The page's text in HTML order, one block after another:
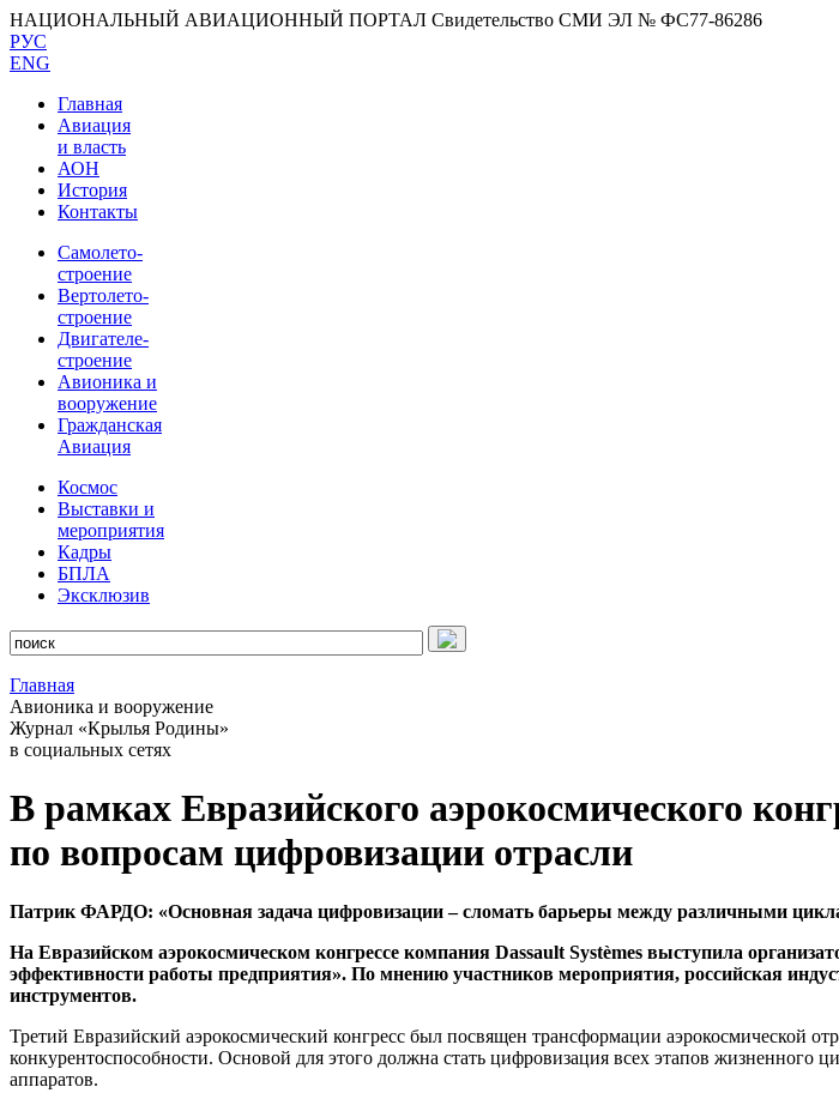
НАЦИОНАЛЬНЫЙ АВИАЦИОННЫЙ ПОРТАЛ Свидетельство СМИ ЭЛ № ФС77-86286
РУС
ENG
Главная
Авиация
и власть
АОН
История
Контакты
Самолето-
строение
Вертолето-
строение
Двигателе-
строение
Авионика и
вооружение
Гражданская
Авиация
Космос
Выставки и
мероприятия
Кадры
БПЛА
Эксклюзив
Главная
Авионика и вооружение
Журнал «Крылья Родины»
в социальных сетях
В рамках Евразийского аэрокосмического
по вопросам цифровизации отрасли
Патрик ФАРДО: «Основная задача цифровизации – сломать барьеры между различными
На Евразийском аэрокосмическом конгрессе компания Dassault Systèmes выступила
эффективности работы предприятия». По мнению участников мероприятия, российская
инструментов.
Третий Евразийский аэрокосмический конгресс был посвящен трансформации аэрокосмической
конкурентоспособности. Основой для этого должна стать цифровизация всех этапов
аппаратов.